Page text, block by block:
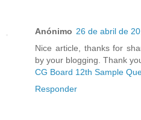
Anónimo 26 de abril de
Nice article, thanks for
by your blogging. Thank
CG Board 12th Sample
Responder